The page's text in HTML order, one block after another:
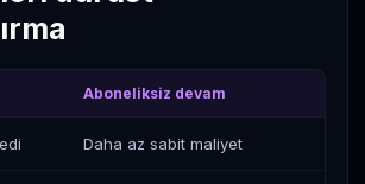
Aboneliksiz devam
Daha az sabit maliyet